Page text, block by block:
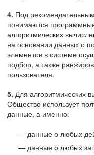
4. Под
понимаются
алгоритмических
на основании данных о
элементов в системе
подбор, а также
пользователя.
5. Для алгоритмических
Общество использует
данные, а именно:
данные о любых
данные о любых